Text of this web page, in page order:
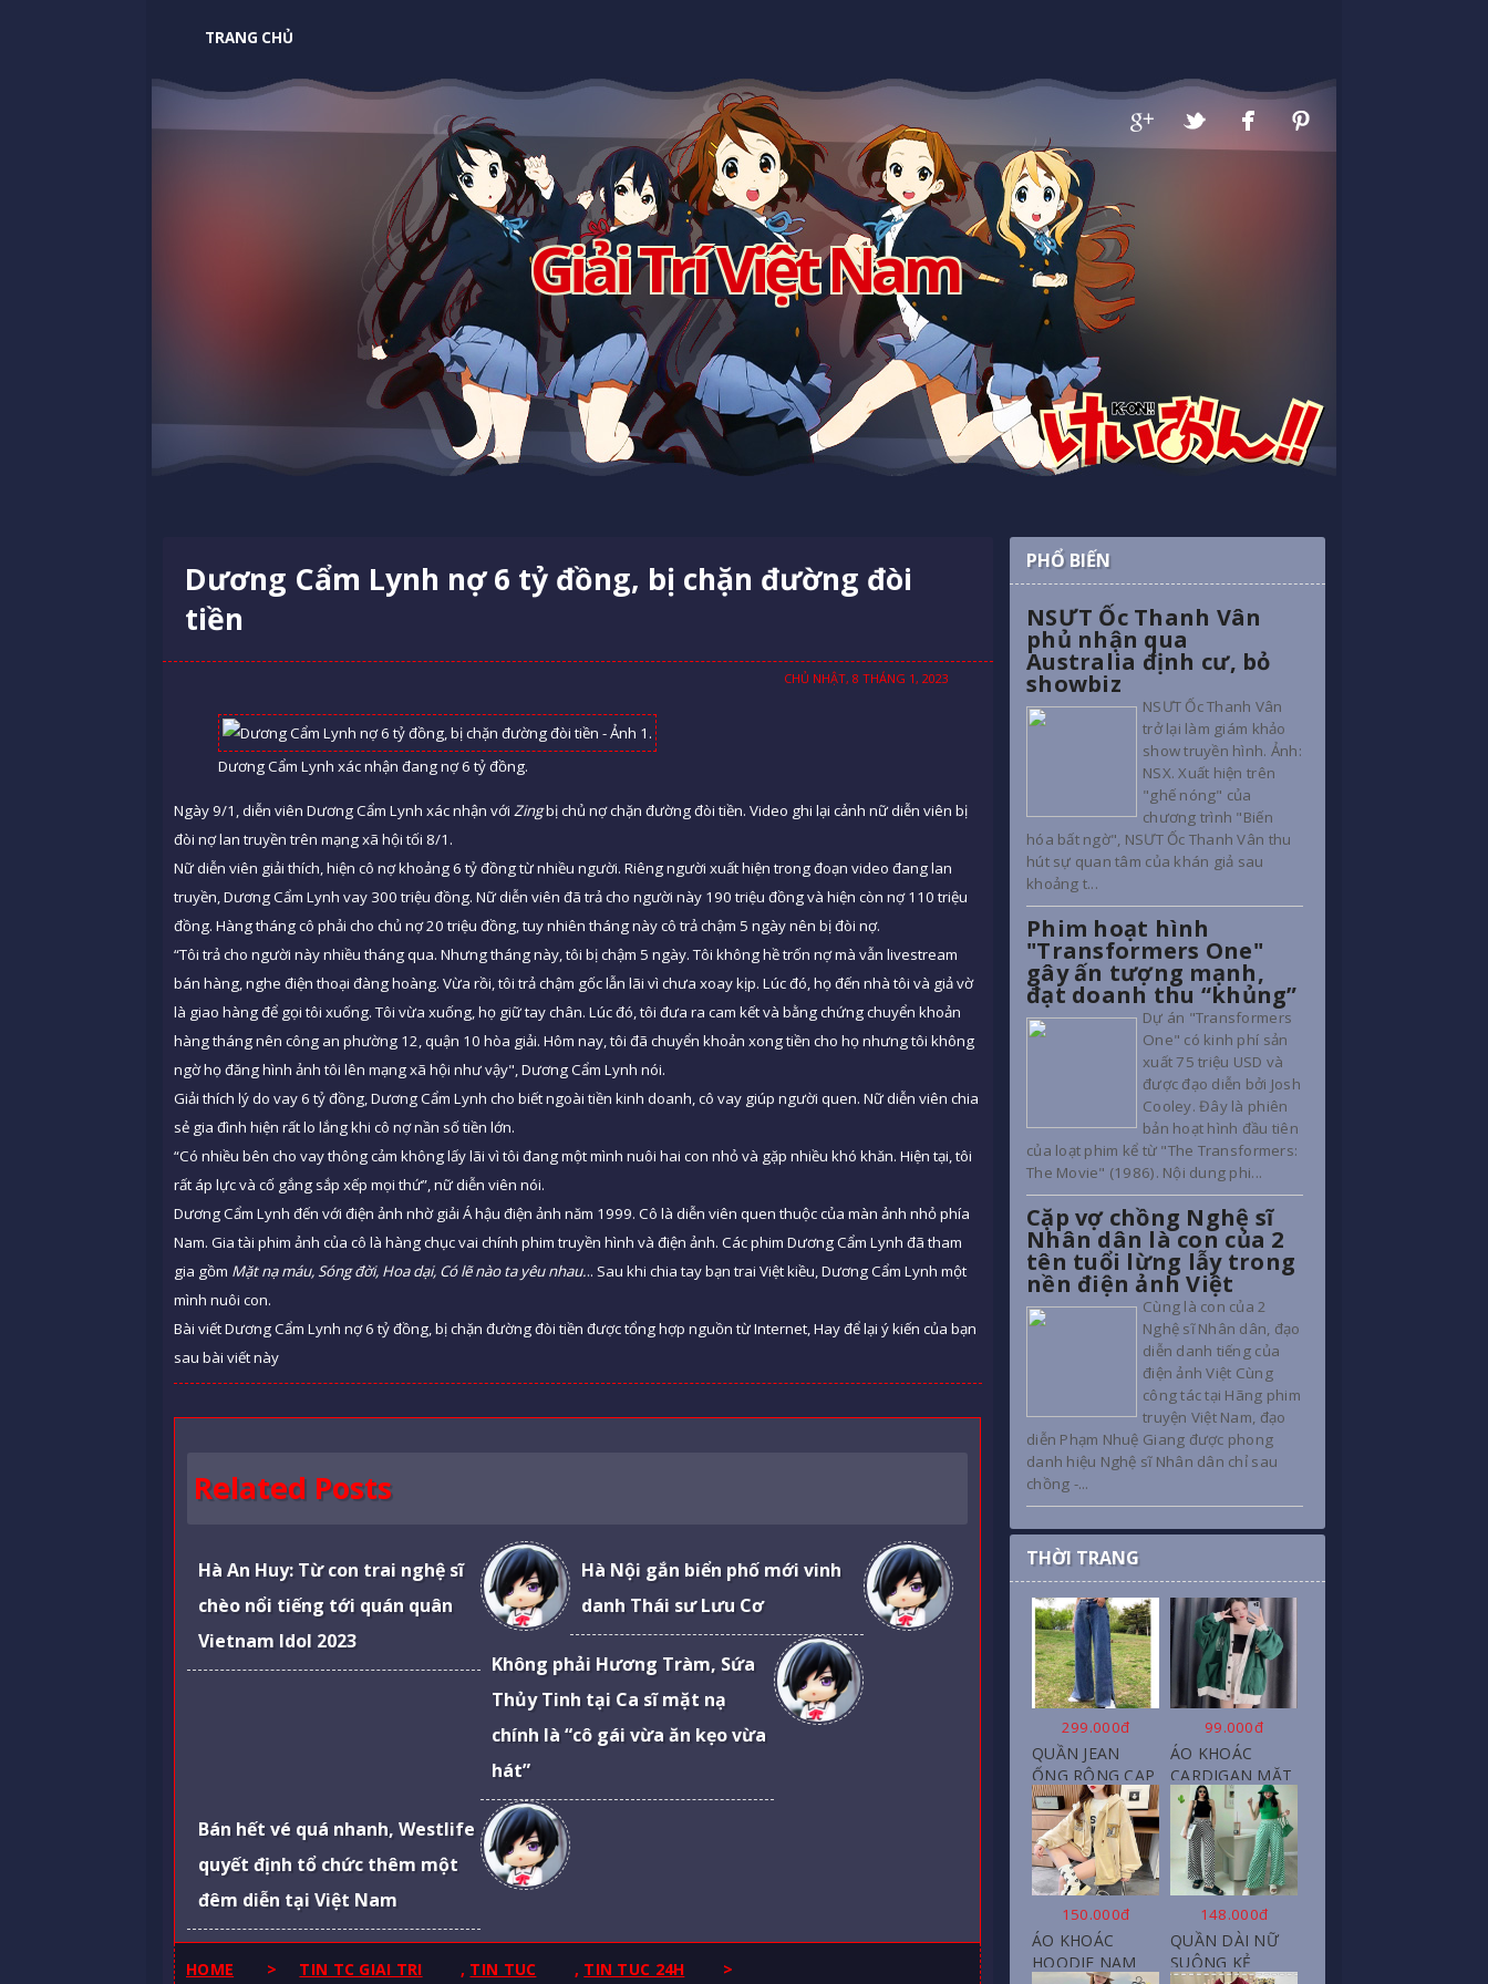
TRANG CHỦ
Giải Trí Việt Nam
Dương Cẩm Lynh nợ 6 tỷ đồng, bị chặn đường đòi
tiền
CHỦ NHẬT, 8 THÁNG 1, 2023
Dương Cẩm Lynh xác nhận đang nợ 6 tỷ đồng.
Ngày 9/1, diễn viên Dương Cẩm Lynh xác nhận với Zingbị chủ nợ chặn đường đòi tiền. Video ghi lại cảnh nữ diễn viên bị
đòi nợ lan truyền trên mạng xã hội tối 8/1.
Nữ diễn viên giải thích, hiện cô nợ khoảng 6 tỷ đồng từ nhiều người. Riêng người xuất hiện trong đoạn video đang lan
truyền, Dương Cẩm Lynh vay 300 triệu đồng. Nữ diễn viên đã trả cho người này 190 triệu đồng và hiện còn nợ 110 triệu
đồng. Hàng tháng cô phải cho chủ nợ 20 triệu đồng, tuy nhiên tháng này cô trả chậm 5 ngày nên bị đòi nợ.
“Tôi trả cho người này nhiều tháng qua. Nhưng tháng này, tôi bị chậm 5 ngày. Tôi không hề trốn nợ mà vẫn livestream
bán hàng, nghe điện thoại đàng hoàng. Vừa rồi, tôi trả chậm gốc lẫn lãi vì chưa xoay kịp. Lúc đó, họ đến nhà tôi và giả vờ
là giao hàng để gọi tôi xuống. Tôi vừa xuống, họ giữ tay chân. Lúc đó, tôi đưa ra cam kết và bằng chứng chuyển khoản
hàng tháng nên công an phường 12, quận 10 hòa giải. Hôm nay, tôi đã chuyển khoản xong tiền cho họ nhưng tôi không
ngờ họ đăng hình ảnh tôi lên mạng xã hội như vậy", Dương Cẩm Lynh nói.
Giải thích lý do vay 6 tỷ đồng, Dương Cẩm Lynh cho biết ngoài tiền kinh doanh, cô vay giúp người quen. Nữ diễn viên chia
sẻ gia đình hiện rất lo lắng khi cô nợ nần số tiền lớn.
“Có nhiều bên cho vay thông cảm không lấy lãi vì tôi đang một mình nuôi hai con nhỏ và gặp nhiều khó khăn. Hiện tại, tôi
rất áp lực và cố gắng sắp xếp mọi thứ”, nữ diễn viên nói.
Dương Cẩm Lynh đến với điện ảnh nhờ giải Á hậu điện ảnh năm 1999. Cô là diễn viên quen thuộc của màn ảnh nhỏ phía
Nam. Gia tài phim ảnh của cô là hàng chục vai chính phim truyền hình và điện ảnh. Các phim Dương Cẩm Lynh đã tham
gia gồm Mặt nạ máu, Sóng đời, Hoa dại, Có lẽ nào ta yêu nhau... Sau khi chia tay bạn trai Việt kiều, Dương Cẩm Lynh một
mình nuôi con.
Bài viết Dương Cẩm Lynh nợ 6 tỷ đồng, bị chặn đường đòi tiền được tổng hợp nguồn từ Internet, Hay để lại ý kiến của bạn
sau bài viết này
Related Posts
Hà An Huy: Từ con trai nghệ sĩ
chèo nổi tiếng tới quán quân
Vietnam Idol 2023
Hà Nội gắn biển phố mới vinh
danh Thái sư Lưu Cơ
Không phải Hương Tràm, Sứa
Thủy Tinh tại Ca sĩ mặt nạ
chính là “cô gái vừa ăn kẹo vừa
hát”
Bán hết vé quá nhanh, Westlife
quyết định tổ chức thêm một
đêm diễn tại Việt Nam
HOME > TIN TC GIAI TRI , TIN TUC , TIN TUC 24H >
PHỔ BIẾN
NSƯT Ốc Thanh Vân
phủ nhận qua
Australia định cư, bỏ
showbiz
NSƯT Ốc Thanh Vân
trở lại làm giám khảo
show truyền hình. Ảnh:
NSX. Xuất hiện trên
"ghế nóng" của
chương trình "Biến
hóa bất ngờ", NSƯT Ốc Thanh Vân thu
hút sự quan tâm của khán giả sau
khoảng t...
Phim hoạt hình
"Transformers One"
gây ấn tượng mạnh,
đạt doanh thu “khủng”
Dự án "Transformers
One" có kinh phí sản
xuất 75 triệu USD và
được đạo diễn bởi Josh
Cooley. Đây là phiên
bản hoạt hình đầu tiên
của loạt phim kể từ "The Transformers:
The Movie" (1986). Nội dung phi...
Cặp vợ chồng Nghệ sĩ
Nhân dân là con của 2
tên tuổi lừng lẫy trong
nền điện ảnh Việt
Cùng là con của 2
Nghệ sĩ Nhân dân, đạo
diễn danh tiếng của
điện ảnh Việt Cùng
công tác tại Hãng phim
truyện Việt Nam, đạo
diễn Phạm Nhuệ Giang được phong
danh hiệu Nghệ sĩ Nhân dân chỉ sau
chồng -...
THỜI TRANG
299.000đ
QUẦN JEAN
ỐNG RỘNG CẠP
CAO, DÀI XẺ
GẤU PHONG
CÁCH J6
99.000đ
ÁO KHOÁC
CARDIGAN MẶT
CƯỜI NỮ CHẤT
NỈ COTTON
150.000đ
ÁO KHOÁC
HOODIE NAM
148.000đ
QUẦN DÀI NỮ
SUÔNG KẺ